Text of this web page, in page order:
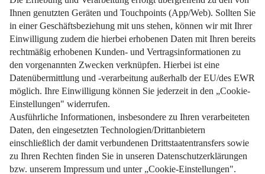
Impressum Datenschutz Nutzungsbedingungen
Pflichtinformationen AGB Über uns Bildquellen
Barrierefreiheit Widerrufsformular
Cookie-Einstellungen